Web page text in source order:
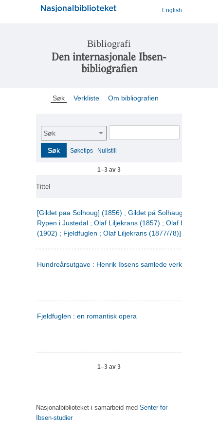
English
Bibliografi
Den internasjonale Ibsen-
bibliografien
Søk Verkliste Om bibliografien
Søk
Søk Søketips Nullstill
1–3 av 3
Tittel
[Gildet paa Solhoug] (1856) ; Gildet på Solhaug (1883) ;
Rypen i Justedal ; Olaf Liljekrans (1857) ; Olaf Liljekrans
(1902) ; Fjeldfuglen ; Olaf Liljekrans (1877/78)]
Hundreårsutgave : Henrik Ibsens samlede verker. 3
Fjeldfuglen : en romantisk opera
1–3 av 3
Nasjonalbiblioteket i samarbeid med Senter for
Ibsen-studier